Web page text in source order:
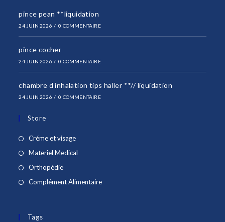
pince pean **liquidation
24 JUIN 2026 / 0 COMMENTAIRE
pince cocher
24 JUIN 2026 / 0 COMMENTAIRE
chambre d inhalation tips haller **// liquidation
24 JUIN 2026 / 0 COMMENTAIRE
Store
Créme et visageS’ouvre
dans
Materiel Medical
OrthopédieS’ouvre
dans
Complément AlimentaireS’ouvre
Tags